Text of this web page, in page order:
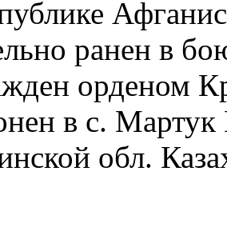
ранен в
орденом
в с. Мартук
обл.